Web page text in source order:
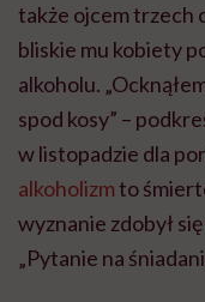
także ojcem trzech
bliskie mu kobiety
alkoholu.
spod kosy” –
w listopadzie dla
alkoholizmto
wyznanie zdobył
„Pytanie na